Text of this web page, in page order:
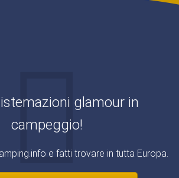
glamour in
campeggio!
e fatti trovare in tutta Europa.